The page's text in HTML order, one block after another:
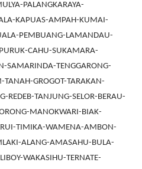
PALANGKARAYA-
KAPUAS-AMPAH-KUMAI-
PEMBUANG-LAMANDAU-
CAHU-SUKAMARA-
SAMARINDA-TENGGARONG-
TANAH-GROGOT-TARAKAN-
TANJUNG-SELOR-BERAU-
MANOKWARI-BIAK-
TIMIKA-WAMENA-AMBON-
ALANG-AMASAHU-BULA-
WAKASIHU-TERNATE-